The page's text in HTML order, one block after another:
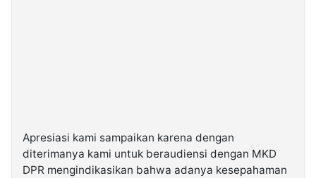
Apresiasi kami sampaikan karena dengan
diterimanya kami untuk beraudiensi dengan MKD
DPR mengindikasikan bahwa adanya kesepahaman